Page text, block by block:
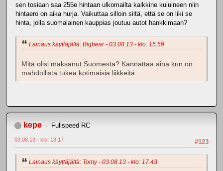
sen tosiaan saa 255e hintaan ulkomailta kaikkine kuluineen niin
hintaero on aika hurja. Vaikuttaa silloin siltä, että se on liki se
hinta, jolla suomalainen kauppias joutuu autot hankkimaan?
Lainaus käyttäjältä: Bigbear - 03.08.13 - klo: 15.59
Mitä olisi maksanut Suomesta? Kannattaa aina kun on
mahdollista tukea kotimaisia liikkeitä
kepe Fullspeed RC
#123
03.08.13 - klo: 18.17
Lainaus käyttäjältä: Tomy - 03.08.13 - klo: 17.43